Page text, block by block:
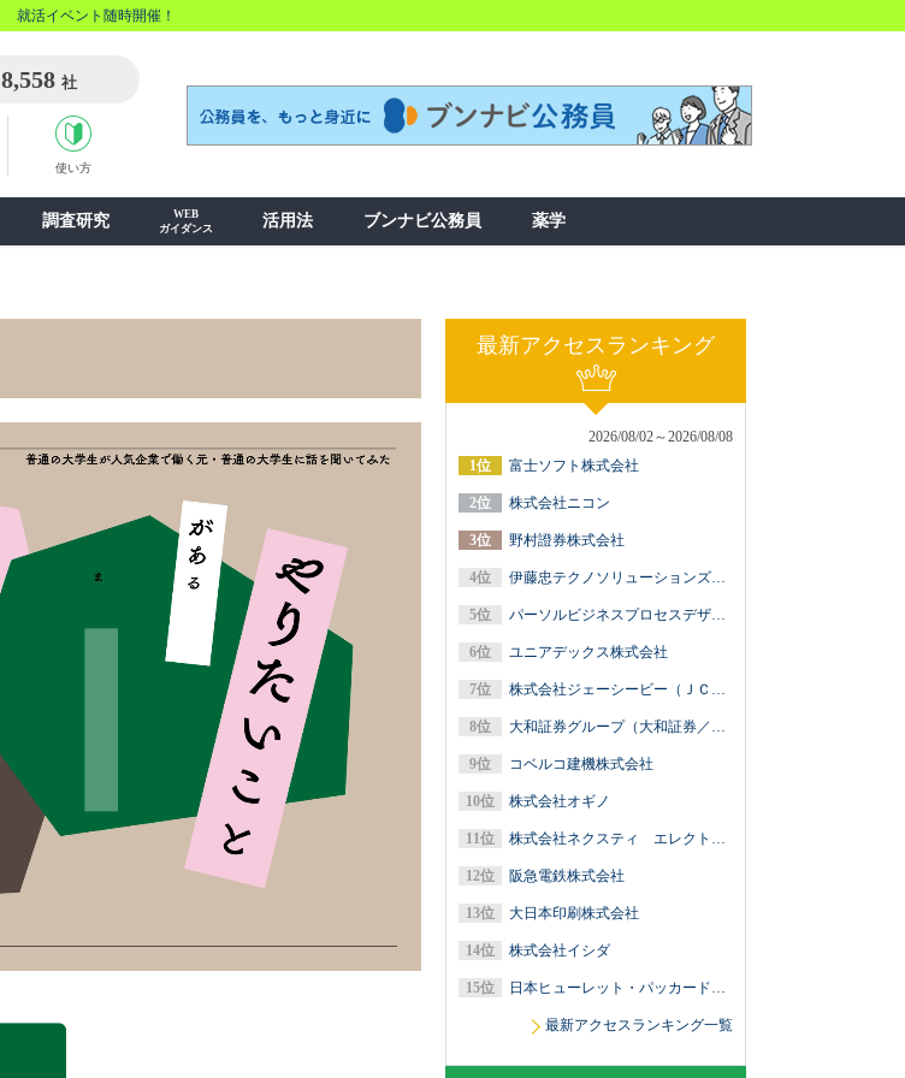
就活イベント随時開催！
8,558 社
使い方
調査研究
WEB
ガイダンス
活用法 ブンナビ公務員 薬学
最新アクセスランキング
2026/08/02～2026/08/08
富士ソフト株式会社
株式会社ニコン
野村證券株式会社
伊藤忠テクノソリューションズ株式会社
パーソルビジネスプロセスデザイン株式会社
ユニアデックス株式会社
株式会社ジェーシービー（ＪＣＢ）
大和証券グループ（大和証券／大和アセットマネジメント／大和総研）
コベルコ建機株式会社
株式会社オギノ
株式会社ネクスティ エレクトロニクス
阪急電鉄株式会社
大日本印刷株式会社
株式会社イシダ
日本ヒューレット・パッカード合同会社
最新アクセスランキング一覧